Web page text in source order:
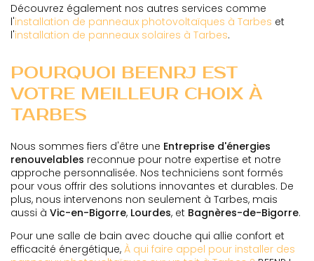
Découvrez également nos autres services comme
l'installation de panneaux photovoltaïques à Tarbes et
l'installation de panneaux solaires à Tarbes.
POURQUOI BEENRJ EST
VOTRE MEILLEUR CHOIX À
TARBES
Nous sommes fiers d'être une Entreprise d'énergies
renouvelables reconnue pour notre expertise et notre
approche personnalisée. Nos techniciens sont formés
pour vous offrir des solutions innovantes et durables. De
plus, nous intervenons non seulement à Tarbes, mais
aussi à Vic-en-Bigorre, Lourdes, et Bagnères-de-Bigorre.
Pour une salle de bain avec douche qui allie confort et
efficacité énergétique, À qui faire appel pour installer des